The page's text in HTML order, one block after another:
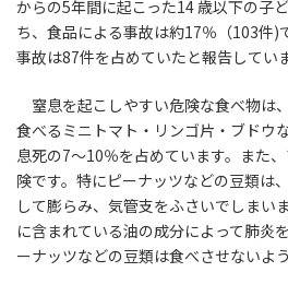
からの5年間に起こった14 歳以下の子
ち、食品による事故は約17％（103件)
事故は87件を占めていたと報告してい
窒息を起こしやすい危険な食べ物は
食べるミニトマト・リンゴ片・ブドウ
息死の7～10％を占めています。また
険です。特にピーナッツなどの豆類は
して膨らみ、気管支をふさいでしまい
に含まれている油の成分によって肺炎
ーナッツなどの豆類は食べさせないよ